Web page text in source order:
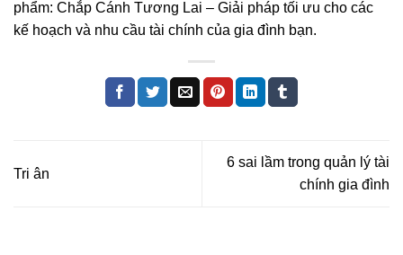
phẩm: Chắp Cánh Tương Lai – Giải pháp tối ưu cho các
kế hoạch và nhu cầu tài chính của gia đình bạn.
Tri ân
6 sai lầm trong quản lý tài
chính gia đình